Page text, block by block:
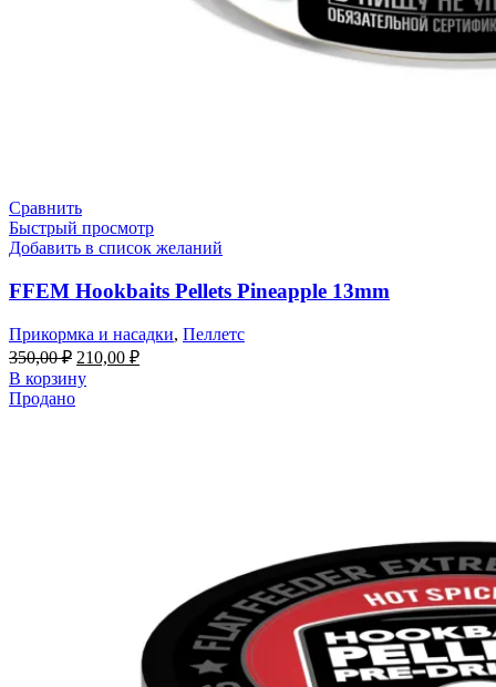
Сравнить
Быстрый просмотр
Добавить в список желаний
FFEM Hookbaits Pellets Pineapple 13mm
Прикормка и насадки, Пеллетс
350,00₽ Первоначальная
цена
составляла
210,00 ₽Текущая
В корзину
Продано